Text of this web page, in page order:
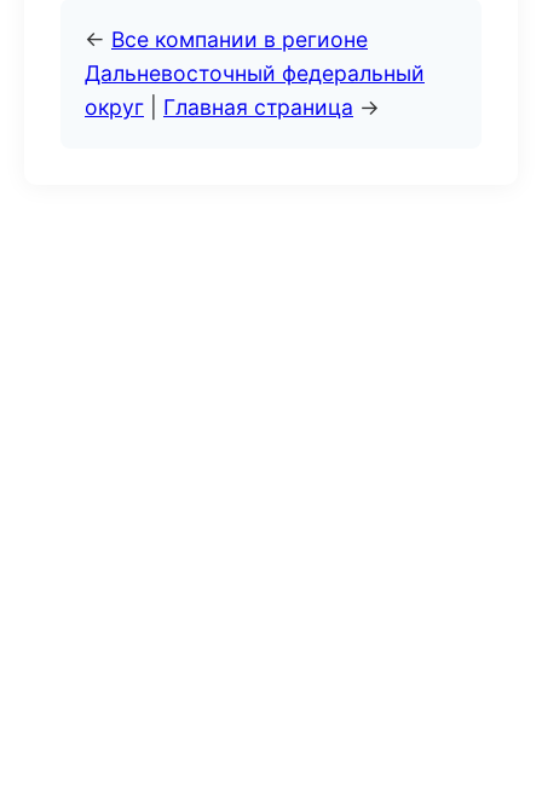
← Все компании в регионе
Дальневосточный федеральный
округ
Главная страница →